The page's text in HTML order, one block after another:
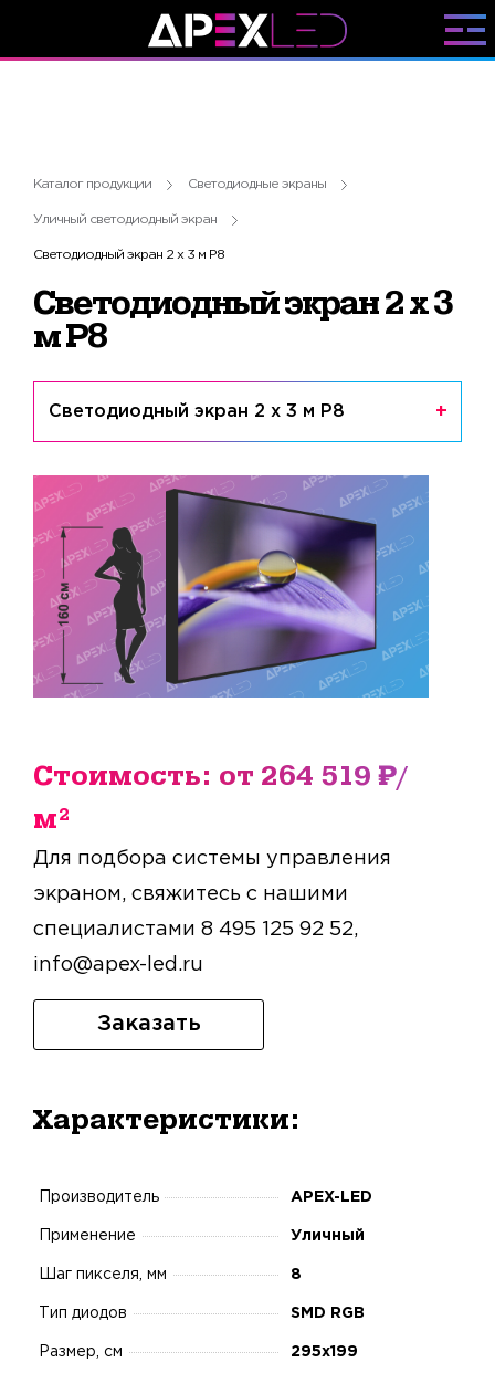
Каталог продукции Светодиодные экраны
Уличный светодиодный экран
Светодиодный экран 2 х 3 м P8
Светодиодный экран 2 х 3
м P8
Светодиодный экран 2 х 3 м P8
Стоимость: от 264 519 ₽/
м²
Для подбора системы управления
экраном, свяжитесь с нашими
специалистами 8 495 125 92 52,
info@apex-led.ru
Заказать
Характеристики:
Производитель APEX-LED
Применение Уличный
Шаг пикселя, мм 8
Тип диодов SMD RGB
Размер, см 295x199